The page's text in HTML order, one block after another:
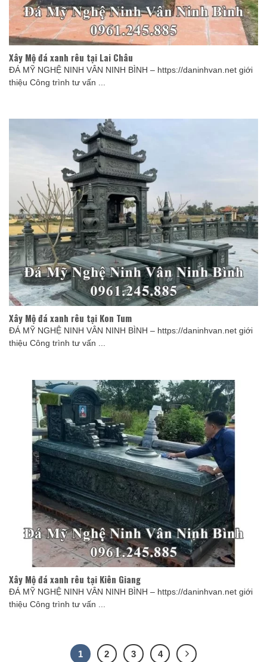
Xây Mộ đá xanh rêu tại Lai Châu
ĐÁ MỸ NGHỆ NINH VÂN NINH BÌNH – https://daninhvan.net giới
thiệu Công trình tư vấn ...
Xây Mộ đá xanh rêu tại Kon Tum
ĐÁ MỸ NGHỆ NINH VÂN NINH BÌNH – https://daninhvan.net giới
thiệu Công trình tư vấn ...
Xây Mộ đá xanh rêu tại Kiên Giang
ĐÁ MỸ NGHỆ NINH VÂN NINH BÌNH – https://daninhvan.net giới
thiệu Công trình tư vấn ...
1 2 3 4